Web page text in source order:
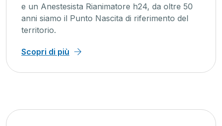
e un Anestesista Rianimatore h24, da oltre 50
anni siamo il Punto Nascita di riferimento del
territorio.
Scopri di più